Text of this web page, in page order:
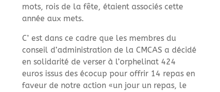
mots, rois de la fête, étaient associés cette
année aux mets.
C’ est dans ce cadre que les membres du
conseil d’administration de la CMCAS a décidé
en solidarité de verser à l’orphelinat 424
euros issus des écocup pour offrir 14 repas en
faveur de notre action «un jour un repas, le